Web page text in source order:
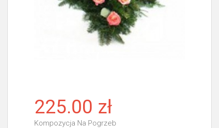
225.00 zł
Kompozycja Na Pogrzeb